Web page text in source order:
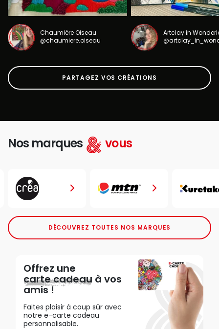
Chaumière Oiseau
@chaumiere.oiseau
Artclay in
PARTAGEZ VOS CRÉATIONS
Nos marques vous
DÉCOUVREZ TOUTES NOS MARQUES
Offrez une
carte cadeau à vos
amis !
Faites plaisir à coup sûr avec
notre e-carte cadeau
personnalisable.